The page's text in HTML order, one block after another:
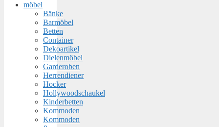
möbel
Bänke
Barmöbel
Betten
Container
Dekoartikel
Dielenmöbel
Garderoben
Herrendiener
Hocker
Hollywoodschaukel
Kinderbetten
Kommoden
Kommoden